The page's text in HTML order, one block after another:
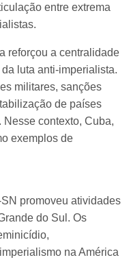
entre extrema
reforçou a centralidade
luta anti-imperialista.
militares, sanções
de países
contexto, Cuba,
exemplos de
promoveu atividades
do Sul. Os
na América